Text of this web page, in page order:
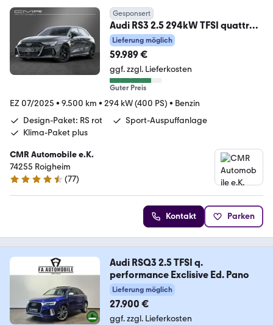
Gesponsert
Audi RS3 2.5 294kW TFSI quattro
Garantie bis 07/2030
Lieferung möglich
59.989 €
ggf. zzgl. Lieferkosten
Guter Preis
EZ 07/2025 • 9.500 km • 294 kW (400 PS) • Benzin
Design-Paket: RS rot
Sport-Auspuffanlage
Klima-Paket plus
CMR Automobile e.K.
74255 Roigheim
4.4 Sterne
(77)
Kontakt Parken
Audi RSQ3 2.5 TFSI q.
performance Exclisive Ed. Pano
Lieferung möglich
27.900 €
ggf. zzgl. Lieferkosten